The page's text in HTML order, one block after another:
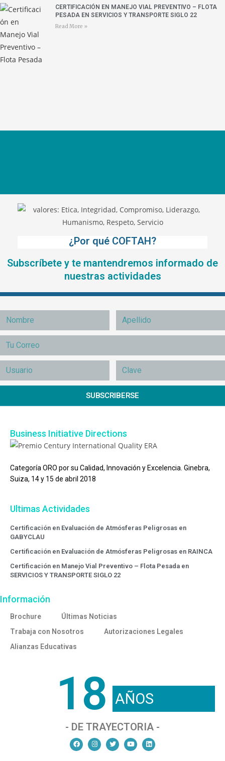
CERTIFICACIÓN EN MANEJO VIAL PREVENTIVO – FLOTA
PESADA EN SERVICIOS Y TRANSPORTE SIGLO 22
Read More »
¿Por qué COFTAH?
Subscríbete y te mantendremos informado de
nuestras actividades
SUBSCRIBERSE
Business Initiative Directions
Categoría ORO por su Calidad, Innovación y Excelencia. Ginebra,
Suiza, 14 y 15 de abril 2018
Ultimas Actividades
Certificación en Evaluación de Atmósferas Peligrosas en
GABYCLAU
Certificación en Evaluación de Atmósferas Peligrosas en RAINCA
Certificación en Manejo Vial Preventivo – Flota Pesada en
SERVICIOS Y TRANSPORTE SIGLO 22
Información
Brochure
Últimas Noticias
Trabaja con Nosotros
Autorizaciones Legales
Alianzas Educativas
18 AÑOS
- DE TRAYECTORIA -